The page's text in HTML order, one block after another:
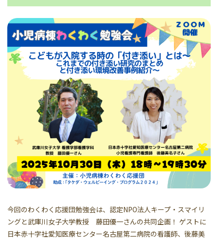
今回のわくわく応援団勉強会は、認定NPO法人キープ・スマイリ
ングと武庫川女子大学教授 藤田優一さんの共同企画！ ゲストに
日本赤十字社愛知医療センター名古屋第二病院の看護師、後藤美